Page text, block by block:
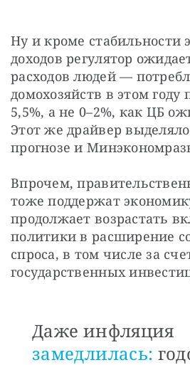
Ну и кроме стабильности
доходов регулятор
расходов людей —
домохозяйств в этом году
5,5%, а не 0–2%, как ЦБ
Этот же драйвер
прогнозе и
Впрочем,
тоже поддержат
продолжает возрастать
политики в расширение
спроса, в том числе за
государственных
Даже инфляция
замедлилась: